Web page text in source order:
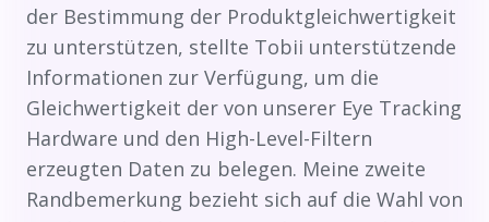
der Bestimmung der Produktgleichwertigkeit
zu unterstützen, stellte Tobii unterstützende
Informationen zur Verfügung, um die
Gleichwertigkeit der von unserer Eye Tracking
Hardware und den High-Level-Filtern
erzeugten Daten zu belegen. Meine zweite
Randbemerkung bezieht sich auf die Wahl von